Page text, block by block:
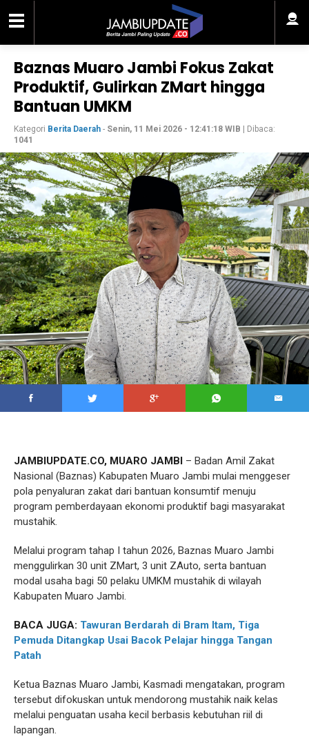
Baznas Muaro Jambi Fokus Zakat
Produktif, Gulirkan ZMart hingga
Bantuan UMKM
Kategori Berita Daerah - Senin, 11 Mei 2026 - 12:41:18 WIB | Dibaca:
1041
JAMBIUPDATE.CO, MUARO JAMBI – Badan Amil Zakat
Nasional (Baznas) Kabupaten Muaro Jambi mulai menggeser
pola penyaluran zakat dari bantuan konsumtif menuju
program pemberdayaan ekonomi produktif bagi masyarakat
mustahik.
Melalui program tahap I tahun 2026, Baznas Muaro Jambi
menggulirkan 30 unit ZMart, 3 unit ZAuto, serta bantuan
modal usaha bagi 50 pelaku UMKM mustahik di wilayah
Kabupaten Muaro Jambi.
BACA JUGA: Tawuran Berdarah di Bram Itam, Tiga
Pemuda Ditangkap Usai Bacok Pelajar hingga Tangan
Patah
Ketua Baznas Muaro Jambi, Kasmadi mengatakan, program
tersebut difokuskan untuk mendorong mustahik naik kelas
melalui penguatan usaha kecil berbasis kebutuhan riil di
lapangan.